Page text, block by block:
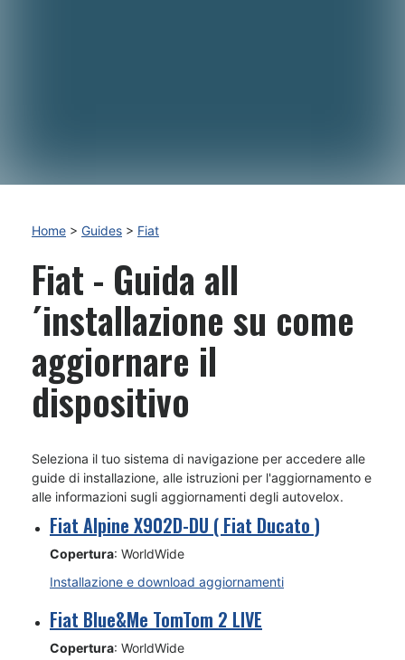
Home > Guides > Fiat
Fiat - Guida all
´installazione su come
aggiornare il
dispositivo
Seleziona il tuo sistema di navigazione per accedere alle
guide di installazione, alle istruzioni per l'aggiornamento e
alle informazioni sugli aggiornamenti degli autovelox.
Fiat Alpine X902D-DU ( Fiat Ducato )
Copertura: WorldWide
Installazione e download aggiornamenti
Fiat Blue&Me TomTom 2 LIVE
Copertura: WorldWide